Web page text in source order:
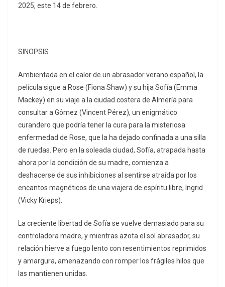
2025, este 14 de febrero.
SINOPSIS
Ambientada en el calor de un abrasador verano español, la
película sigue a Rose (Fiona Shaw) y su hija Sofía (Emma
Mackey) en su viaje a la ciudad costera de Almería para
consultar a Gómez (Vincent Pérez), un enigmático
curandero que podría tener la cura para la misteriosa
enfermedad de Rose, que la ha dejado confinada a una silla
de ruedas. Pero en la soleada ciudad, Sofía, atrapada hasta
ahora por la condición de su madre, comienza a
deshacerse de sus inhibiciones al sentirse atraída por los
encantos magnéticos de una viajera de espíritu libre, Ingrid
(Vicky Krieps).
La creciente libertad de Sofía se vuelve demasiado para su
controladora madre, y mientras azota el sol abrasador, su
relación hierve a fuego lento con resentimientos reprimidos
y amargura, amenazando con romper los frágiles hilos que
las mantienen unidas.